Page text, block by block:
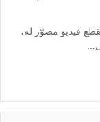
فيديو مصوّر له،